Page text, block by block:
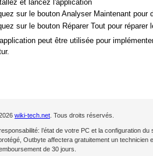
et lancez l'application
sur le bouton Analyser Maintenant
sur le bouton Réparer Tout pour réparer
peut être utilisée pour
wiki-tech.net . Tous droits réservés.
l’état de votre PC et la configuration
Outbyte affectera gratuitement un
de 30 jours.